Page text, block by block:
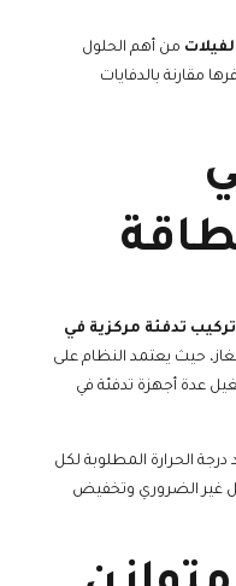
من أهم الحلول
مقارنة بالدفايات
تركيب تدفئة مركزية في
حيث يعتمد النظام على
عدة أجهزة تدفئة في
الحرارة المطلوبة لكل
غير الضروري وتخفيض